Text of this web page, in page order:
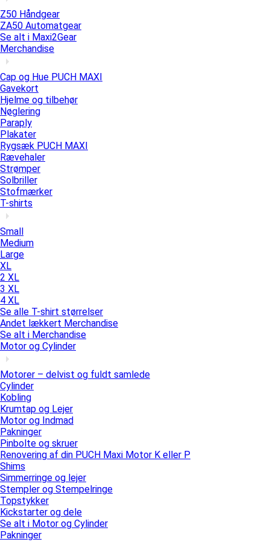
Z50 Håndgear
ZA50 Automatgear
Se alt i Maxi2Gear
Merchandise
Cap og Hue PUCH MAXI
Gavekort
Hjelme og tilbehør
Nøglering
Paraply
Plakater
Rygsæk PUCH MAXI
Rævehaler
Strømper
Solbriller
Stofmærker
T-shirts
Small
Medium
Large
XL
2 XL
3 XL
4 XL
Se alle T-shirt størrelser
Andet lækkert Merchandise
Se alt i Merchandise
Motor og Cylinder
Motorer – delvist og fuldt samlede
Cylinder
Kobling
Krumtap og Lejer
Motor og Indmad
Pakninger
Pinbolte og skruer
Renovering af din PUCH Maxi Motor K eller P
Shims
Simmerringe og lejer
Stempler og Stempelringe
Topstykker
Kickstarter og dele
Se alt i Motor og Cylinder
Pakninger